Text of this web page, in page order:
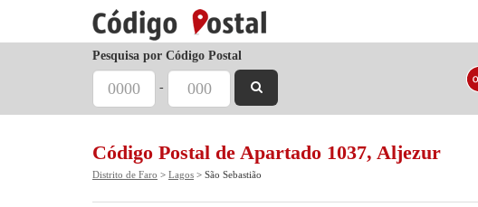
Pesquisa por Código Postal
-
Código Postal de Apartado 1037, Aljezur
Distrito de Faro > Lagos > São Sebastião